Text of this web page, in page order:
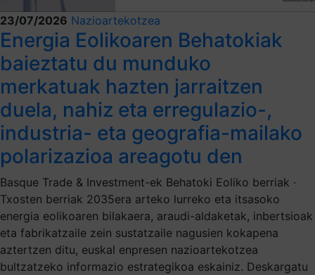
23/07/2026 Nazioartekotzea
Energia Eolikoaren Behatokiak
baieztatu du munduko
merkatuak hazten jarraitzen
duela, nahiz eta erregulazio-,
industria- eta geografia-mailako
polarizazioa areagotu den
Basque Trade & Investment-ek Behatoki Eoliko berriak ·
Txosten berriak 2035era arteko lurreko eta itsasoko
energia eolikoaren bilakaera, araudi-aldaketak, inbertsioak
eta fabrikatzaile zein sustatzaile nagusien kokapena
aztertzen ditu, euskal enpresen nazioartekotzea
bultzatzeko informazio estrategikoa eskainiz. Deskargatu